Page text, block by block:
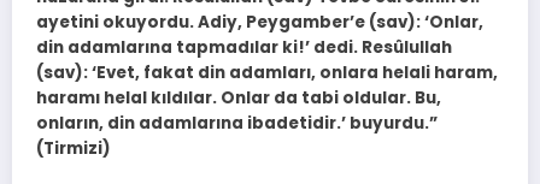
ayetini okuyordu. Adiy, Peygamber’e (sav): ‘Onlar,
din adamlarına tapmadılar ki!’ dedi. Resûlullah
(sav): ‘Evet, fakat din adamları, onlara helali haram,
haramı helal kıldılar. Onlar da tabi oldular. Bu,
onların, din adamlarına ibadetidir.’ buyurdu.”
(Tirmizi)